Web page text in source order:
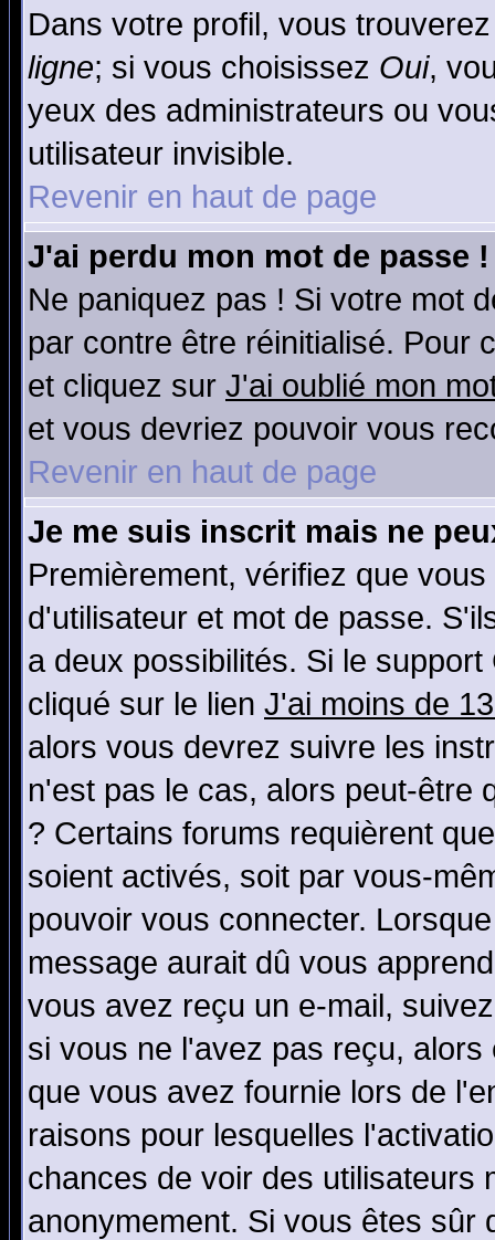
Dans votre profil, vous
ligne; si vous choisissez Oui,
yeux des administrateurs ou
utilisateur invisible.
Revenir en haut de page
J'ai perdu mon mot de passe !
Ne paniquez pas ! Si votre mot
par contre être réinitialisé. Pour
et cliquez sur J'ai oublié mon
et vous devriez pouvoir vous
Revenir en haut de page
Je me suis inscrit mais ne
Premièrement, vérifiez que
d'utilisateur et mot de passe.
a deux possibilités. Si le
cliqué sur le lien J'ai moins de
alors vous devrez suivre les
n'est pas le cas, alors peut-être
? Certains forums requièrent
soient activés, soit par vous-
pouvoir vous connecter.
message aurait dû vous
vous avez reçu un e-mail,
si vous ne l'avez pas reçu,
que vous avez fournie lors de
raisons pour lesquelles
chances de voir des utilisateurs
anonymement. Si vous êtes sûr